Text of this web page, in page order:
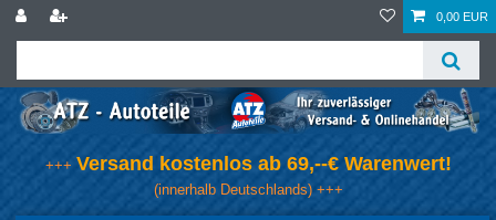
0,00 EUR
+++ Versand kostenlos ab 69,--€ Warenwert!
(innerhalb Deutschlands) +++